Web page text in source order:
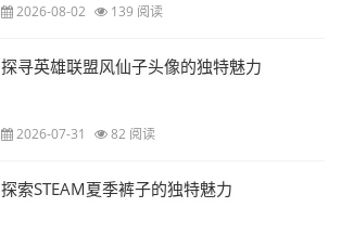
2026-08-02 139 阅读
探寻英雄联盟风仙子头像的独特魅力
2026-07-31 82 阅读
探索STEAM夏季裤子的独特魅力